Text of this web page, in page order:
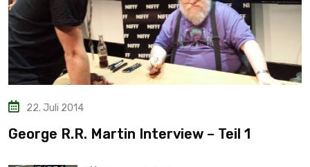
22. Juli 2014
George R.R. Martin Interview – Teil 1